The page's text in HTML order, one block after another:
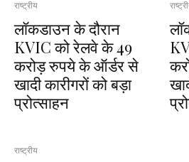
राष्ट्रीय
लॉकडाउन के दौरान
KVIC को रेलवे के 49
करोड़ रुपये के ऑर्डर से
खादी कारीगरों को बड़ा
प्रोत्साहन
राष्ट्रीय